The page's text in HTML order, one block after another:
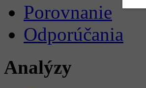
Porovnanie
Odporúčania
Analýzy